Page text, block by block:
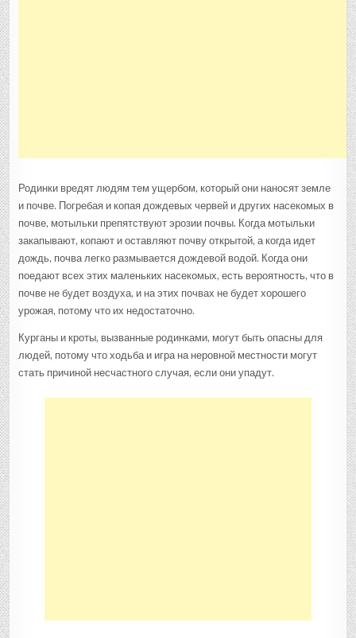
Родинки вредят людям тем ущербом, который они наносят земле
и почве. Погребая и копая дождевых червей и других насекомых в
почве, мотыльки препятствуют эрозии почвы. Когда мотыльки
закапывают, копают и оставляют почву открытой, а когда идет
дождь, почва легко размывается дождевой водой. Когда они
поедают всех этих маленьких насекомых, есть вероятность, что в
почве не будет воздуха, и на этих почвах не будет хорошего
урожая, потому что их недостаточно.
Курганы и кроты, вызванные родинками, могут быть опасны для
людей, потому что ходьба и игра на неровной местности могут
стать причиной несчастного случая, если они упадут.